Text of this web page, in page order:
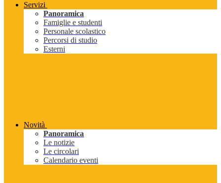
Servizi
Panoramica
Famiglie e studenti
Personale scolastico
Percorsi di studio
Esterni
Novità
Panoramica
Le notizie
Le circolari
Calendario eventi